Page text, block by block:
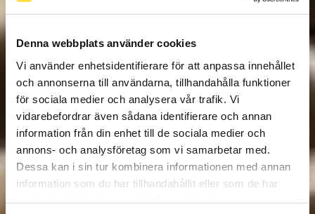
Denna webbplats använder cookies
Vi använder enhetsidentifierare för att anpassa innehållet
och annonserna till användarna, tillhandahålla funktioner
för sociala medier och analysera vår trafik. Vi
vidarebefordrar även sådana identifierare och annan
information från din enhet till de sociala medier och
annons- och analysföretag som vi samarbetar med.
Dessa kan i sin tur kombinera informationen med annan
information som du har tillhandahållit eller som de har
I denna grillguide delar vi med oss av
grillar kyckling, röker kyckling, kryddar
och marinerar den. Bli en grillmästare
på kyckling du också!